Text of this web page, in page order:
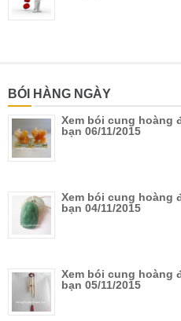
BÓI HÀNG NGÀY
Xem bói cung hoàng
bạn 06/11/2015
Xem bói cung hoàng
bạn 04/11/2015
Xem bói cung hoàng
bạn 05/11/2015